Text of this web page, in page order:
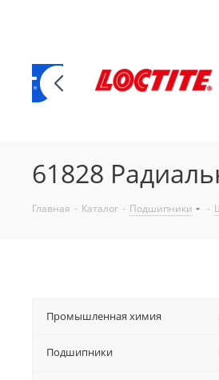
61828
Главная - Каталог - Подшипники -
Промышленная химия
Подшипники